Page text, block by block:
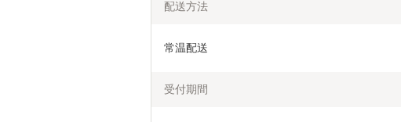
配送方法
常温配送
受付期間